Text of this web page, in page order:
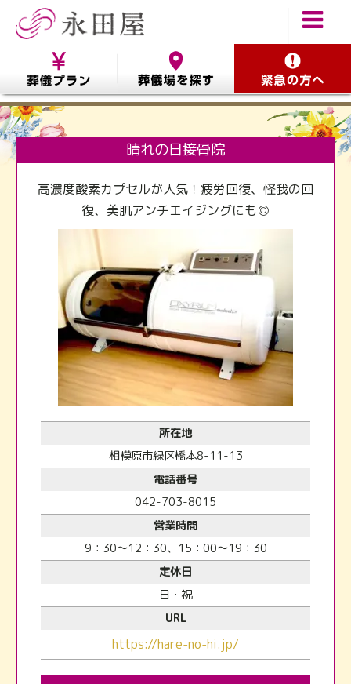
晴れの日接骨院
高濃度酸素カプセルが人気！疲労回復、怪我の回
復、美肌アンチエイジングにも◎
所在地
相模原市緑区橋本8-11-13
電話番号
042-703-8015
営業時間
9：30～12：30、15：00～19：30
定休日
日・祝
URL
https://hare-no-hi.jp/